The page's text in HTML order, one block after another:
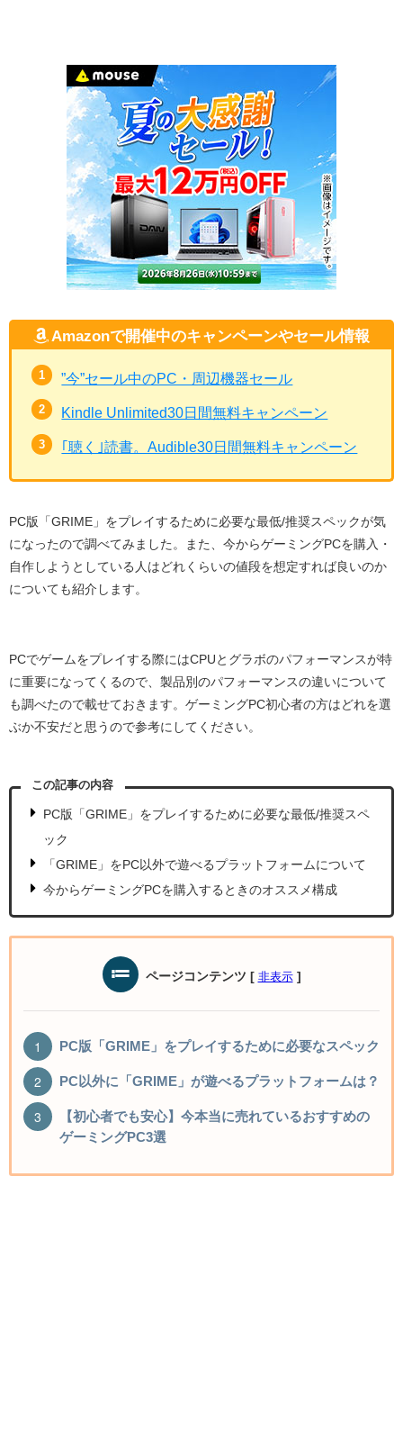
Amazonで開催中のキャンペーンやセール情報
”今”セール中のPC・周辺機器セール
Kindle Unlimited30日間無料キャンペーン
｢聴く｣読書。Audible30日間無料キャンペーン
PC版「GRIME」をプレイするために必要な最低/推奨スペックが気
になったので調べてみました。また、今からゲーミングPCを購入・
自作しようとしている人はどれくらいの値段を想定すれば良いのか
についても紹介します。
PCでゲームをプレイする際にはCPUとグラボのパフォーマンスが特
に重要になってくるので、製品別のパフォーマンスの違いについて
も調べたので載せておきます。ゲーミングPC初心者の方はどれを選
ぶか不安だと思うので参考にしてください。
この記事の内容
PC版「GRIME」をプレイするために必要な最低/推奨スペ
ック
「GRIME」をPC以外で遊べるプラットフォームについて
今からゲーミングPCを購入するときのオススメ構成
ページコンテンツ [ 非表示 ]
PC版「GRIME」をプレイするために必要なスペック
PC以外に「GRIME」が遊べるプラットフォームは？
【初心者でも安心】今本当に売れているおすすめの
ゲーミングPC3選